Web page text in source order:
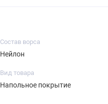
Состав ворса
Нейлон
Вид товара
Напольное покрытие